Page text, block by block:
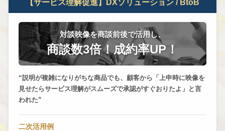
【サービス理解促進】DXソリューション / BtoB
対談映像を商談前後で活用し、
商談数3倍！成約率UP！
説明が複雑になりがちな商品でも、顧客から「上申時に映像を
見せたらサービス理解がスムーズで承認がすぐおりたよ」と言
われた
二次活用例